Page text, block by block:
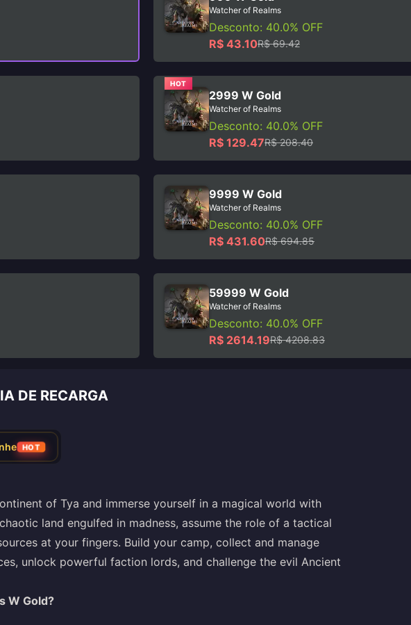
Watcher of Realms
Desconto: 40.0% OFF
R$ 43.10R$ 69.42
HOT
2999 W Gold
Watcher of Realms
Desconto: 40.0% OFF
R$ 129.47R$ 208.40
9999 W Gold
Watcher of Realms
Desconto: 40.0% OFF
R$ 431.60R$ 694.85
59999 W Gold
Watcher of Realms
Desconto: 40.0% OFF
R$ 2614.19R$ 4208.83
DE RECARGA
HOT
of Tya and immerse yourself in a magical world with
land engulfed in madness, assume the role of a tactical
at your fingers. Build your camp, collect and manage
unlock powerful faction lords, and challenge the evil Ancient
W Gold?